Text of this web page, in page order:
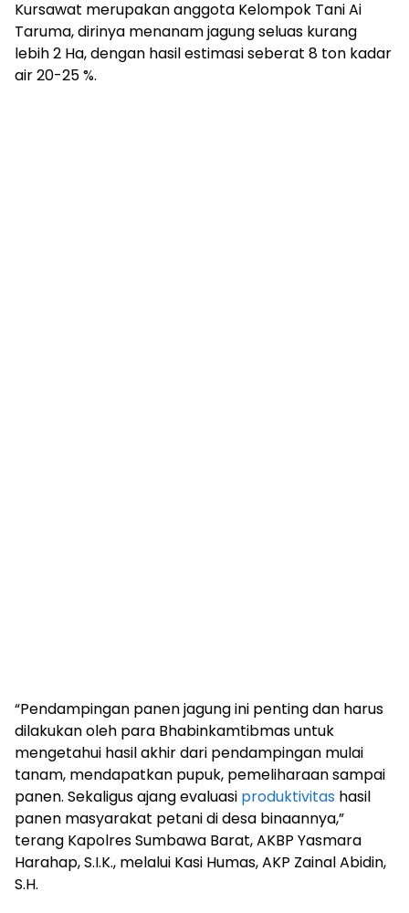
Kursawat merupakan anggota Kelompok Tani Ai
Taruma, dirinya menanam jagung seluas kurang
lebih 2 Ha, dengan hasil estimasi seberat 8 ton kadar
air 20-25 %.
“Pendampingan panen jagung ini penting dan harus
dilakukan oleh para Bhabinkamtibmas untuk
mengetahui hasil akhir dari pendampingan mulai
tanam, mendapatkan pupuk, pemeliharaan sampai
panen. Sekaligus ajang evaluasi produktivitas hasil
panen masyarakat petani di desa binaannya,”
terang Kapolres Sumbawa Barat, AKBP Yasmara
Harahap, S.I.K., melalui Kasi Humas, AKP Zainal Abidin,
S.H.